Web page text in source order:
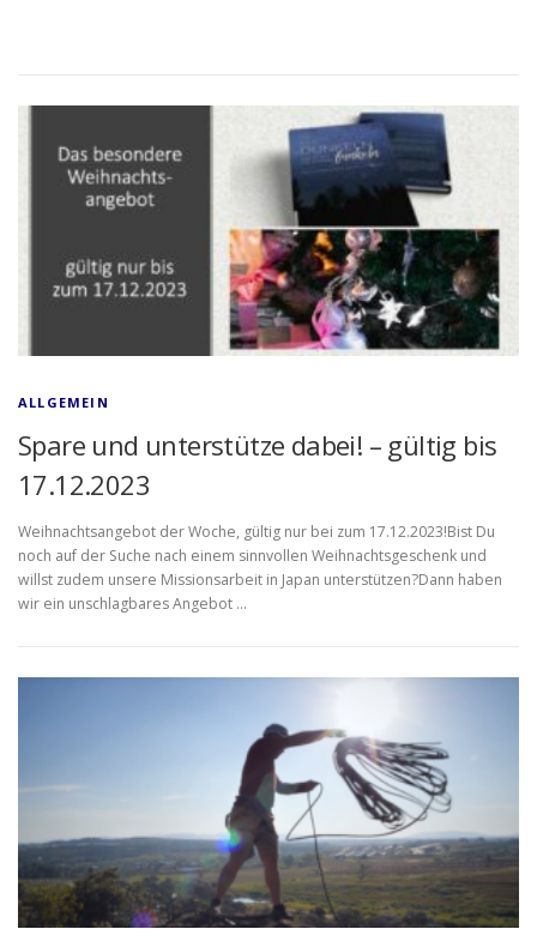
ALLGEMEIN
Spare und unterstütze dabei! – gültig bis
17.12.2023
Weihnachtsangebot der Woche, gültig nur bei zum 17.12.2023!Bist Du
noch auf der Suche nach einem sinnvollen Weihnachtsgeschenk und
willst zudem unsere Missionsarbeit in Japan unterstützen?Dann haben
wir ein unschlagbares Angebot …